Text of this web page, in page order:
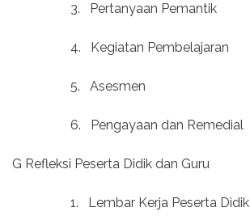
3. Pertanyaan Pemantik
4. Kegiatan Pembelajaran
5. Asesmen
6. Pengayaan dan Remedial
G Refleksi Peserta Didik dan Guru
1. Lembar Kerja Peserta Didik